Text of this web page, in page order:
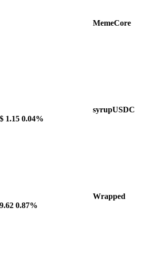
MemeCore
syrupUSDC
$ 1.15 0.04%
Wrapped
0.87%